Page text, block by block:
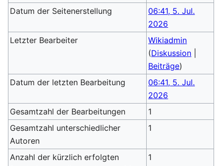
Datum der Seitenerstellung
06:41, 5. Jul.
2026
Letzter Bearbeiter
Wikiadmin
(Diskussion
Beiträge)
Datum der letzten Bearbeitung
06:41, 5. Jul.
2026
Gesamtzahl der Bearbeitungen
1
Gesamtzahl unterschiedlicher
Autoren
1
Anzahl der kürzlich erfolgten
1